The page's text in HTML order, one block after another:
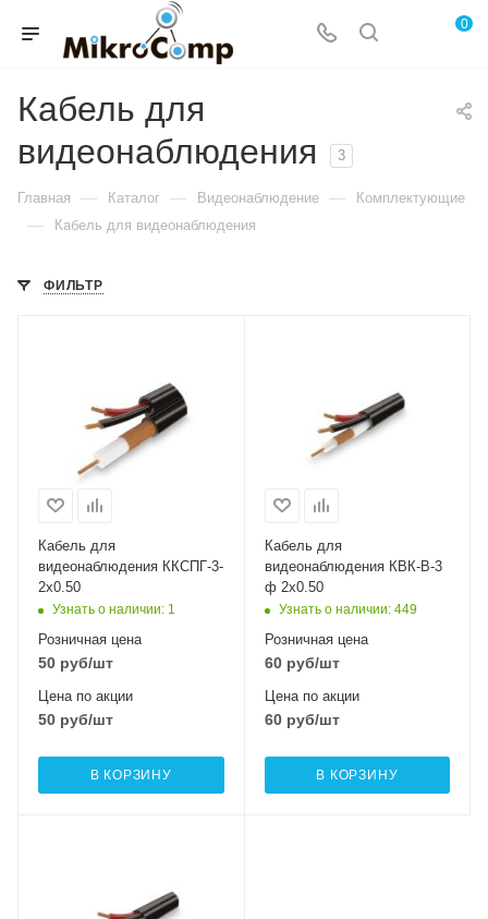
0
Кабель для
видеонаблюдения
3
Главная — Каталог — Видеонаблюдение — Комплектующие
— Кабель для видеонаблюдения
ФИЛЬТР
Кабель для
видеонаблюдения ККСПГ-3-
2х0.50
Узнать о наличии: 1
Розничная цена
50 руб/шт
Цена по акции
50 руб/шт
В КОРЗИНУ
Кабель для
видеонаблюдения КВК-В-3
ф 2х0.50
Узнать о наличии: 449
Розничная цена
60руб/шт
Цена по акции
60руб/шт
В КОРЗИНУ